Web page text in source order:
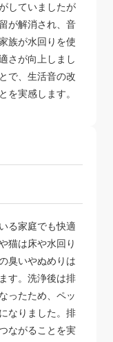
していましたが
が解消され、音
族が水回りを使
さが向上しまし
で、生活音の改
を実感します。
る家庭でも快適
猫は床や水回り
臭いやぬめりは
す。洗浄後は排
ったため、ペッ
なりました。排
ながることを実